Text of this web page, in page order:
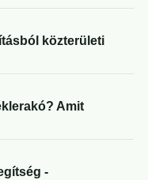
közterületi
Amit
-